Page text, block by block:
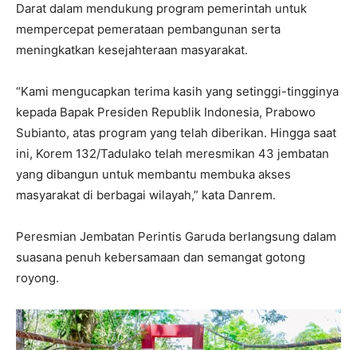
Darat dalam mendukung program pemerintah untuk
mempercepat pemerataan pembangunan serta
meningkatkan kesejahteraan masyarakat.
“Kami mengucapkan terima kasih yang setinggi-tingginya
kepada Bapak Presiden Republik Indonesia, Prabowo
Subianto, atas program yang telah diberikan. Hingga saat
ini, Korem 132/Tadulako telah meresmikan 43 jembatan
yang dibangun untuk membantu membuka akses
masyarakat di berbagai wilayah,” kata Danrem.
Peresmian Jembatan Perintis Garuda berlangsung dalam
suasana penuh kebersamaan dan semangat gotong
royong.